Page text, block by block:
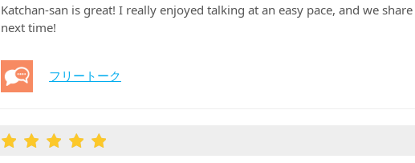
Katchan-san is great! I really enjoyed talking at an easy pace, and we
next time!
フリートーク